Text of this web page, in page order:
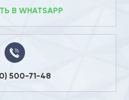
В WHATSAPP
500-71-48